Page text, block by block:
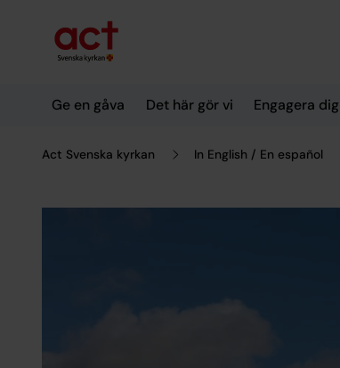
Ge en gåva Det här gör vi Engagera dig
Act Svenska kyrkan In English / En español